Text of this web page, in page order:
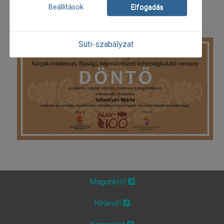
Bővebb információ:
Beállítások Elfogadás
Süti-szabályzat
Magunkról
Hírlevél